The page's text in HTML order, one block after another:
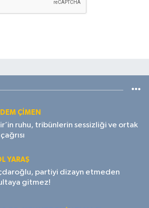
ÇIMEN
ruhu, tribünlerin sessizliği ve ortak
YARAŞ
partiyi dizayn etmeden
gitmez!